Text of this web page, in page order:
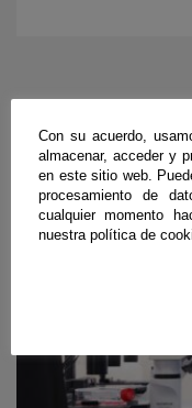
#CienciaDirecta
Con su acuerdo,
almacenar, acceder y
en este sitio web.
procesamiento de
cualquier momento
nuestra política de